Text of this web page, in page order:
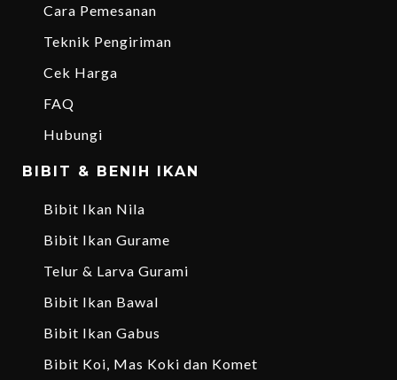
Cara Pemesanan
Teknik Pengiriman
Cek Harga
FAQ
Hubungi
BIBIT & BENIH IKAN
Bibit Ikan Nila
Bibit Ikan Gurame
Telur & Larva Gurami
Bibit Ikan Bawal
Bibit Ikan Gabus
Bibit Koi, Mas Koki dan Komet